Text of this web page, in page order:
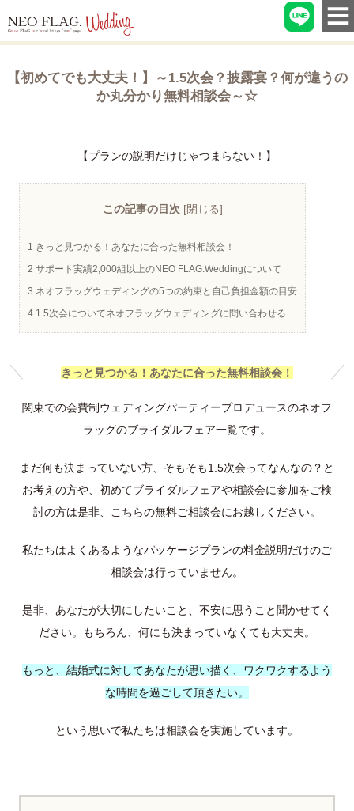
【初めてでも大丈夫！】～1.5次会？披露宴？何が違うの
か丸分かり無料相談会～☆
【プランの説明だけじゃつまらない！】
この記事の目次 [閉じる]
1 きっと見つかる！あなたに合った無料相談会！
2 サポート実績2,000組以上のNEO FLAG.Weddingについて
3 ネオフラッグウェディングの5つの約束と自己負担金額の目安
4 1.5次会についてネオフラッグウェディングに問い合わせる
きっと見つかる！あなたに合った無料相談会！
関東での会費制ウェディングパーティープロデュースのネオフ
ラッグのブライダルフェア一覧です。
まだ何も決まっていない方、そもそも1.5次会ってなんなの？と
お考えの方や、初めてブライダルフェアや相談会に参加をご検
討の方は是非、こちらの無料ご相談会にお越しください。
私たちはよくあるようなパッケージプランの料金説明だけのご
相談会は行っていません。
是非、あなたが大切にしたいこと、不安に思うこと聞かせてく
ださい。もちろん、何にも決まっていなくても大丈夫。
もっと、結婚式に対してあなたが思い描く、 ワクワクするよう
な時間を過ごして頂きたい。
という思いで私たちは相談会を実施しています。